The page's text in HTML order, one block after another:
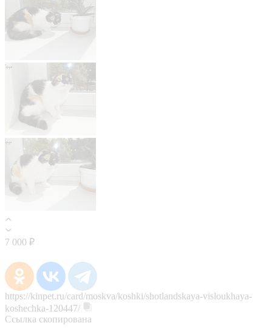
7 000 ₽
https://kinpet.ru/card/moskva/koshki/shotlandskaya-visloukhaya-
koshechka-120447/
Ссылка скопирована